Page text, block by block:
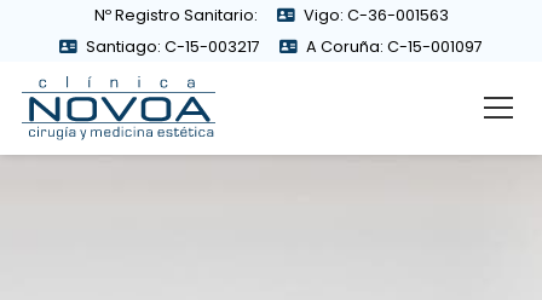
Nº Registro Sanitario:
Vigo: C-36-001563
Santiago: C-15-003217
A Coruña: C-15-001097